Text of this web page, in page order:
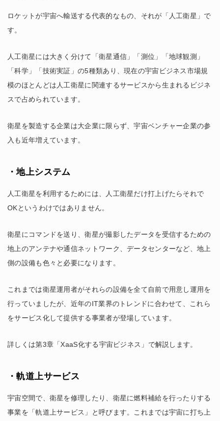
ロケットが宇宙へ輸送する代表的なもの、それが「人工衛星」で
す。
人工衛星には大きく分けて「衛星通信」「測位」「地球観測」
「科学」「技術実証」の5種類あり、現在の宇宙ビジネス市場規
模のほとんどは人工衛星に関連するサービスから生まれるビジネ
スで占められています。
衛星を製造する企業は大企業に限らず、宇宙ベンチャー企業の参
入も近年増えています。
・地上システム
人工衛星を利用するためには、人工衛星だけ打上げたらそれで
OKというわけではありません。
衛星にコマンドを送り、衛星が撮影したデータを受信するための
地上のアンテナや通信ネットワーク、データセンターなど、地上
側の設備も色々と必要になります。
これまでは衛星運用者がそれらの設備を全て自前で用意し運用を
行っていましたが、近年のIT業界のトレンドに合わせて、これら
をサービス化して提供する事業者が登場しています。
詳しくは第3章「XaaS化する宇宙ビジネス」で解説します。
・軌道上サービス
宇宙空間で、衛星を修理したり、衛星に燃料補給を行ったりする
事業を「軌道上サービス」と呼びます。これまでは宇宙に打ち上